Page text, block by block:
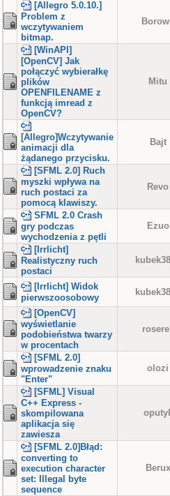
[Allegro 5.0.10.]
Problem z
wczytywaniem
bitmap.
[WinAPI]
[OpenCV] Jak
połączyć wybierałkę
plików
OPENFILENAME z
funkcją imread z
OpenCV?
Mitu
[Allegro]Wczytywanie
animacji dla
żądanego przycisku.
Bajt
[SFML 2.0] Ruch
myszki wpływa na
ruch postaci za
pomocą klawiszy.
Revo
SFML 2.0 Crash
gry podczas
wychodzenia z pętli
Ezuo
[Irrlicht]
Realistyczny ruch
postaci
[Irrlicht] Widok
pierwszoosobowy
[OpenCV]
wyświetlanie
podobieństwa twarzy
w procentach
[SFML 2.0]
wprowadzenie znaku
"Enter"
olozi
[SFML] Visual
C++ Express -
skompilowana
aplikacja się
zawiesza
[SFML 2.0]Błąd:
converting to
execution character
set: Illegal byte
sequence
Berux